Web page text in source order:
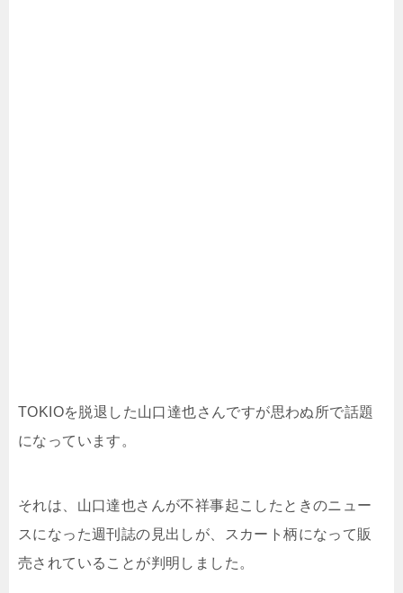
TOKIOを脱退した山口達也さんですが思わぬ所で話題
になっています。
それは、山口達也さんが不祥事起こしたときのニュー
スになった週刊誌の見出しが、スカート柄になって販
売されていることが判明しました。